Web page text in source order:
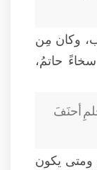
وكان مِن
حاتمُ،
أحنَفَ
ومتى يكون